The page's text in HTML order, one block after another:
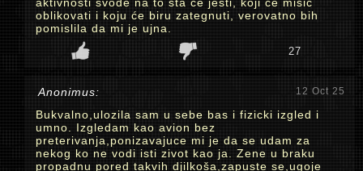
oblikovati i koju će biru zategnuti, verovatno bih
pomislila da mi je ujna.
27
Anonimus: 12 Oct 25
Bukvalno,ulozila sam u sebe bas i fizicki izgled i
umno. Izgledam kao avion bez
preterivanja,ponizavajuce mi je da se udam za
nekog ko ne vodi isti zivot kao ja. Zene u braku
propadnu pored takvih djilkoša,zapuste se,ugoje